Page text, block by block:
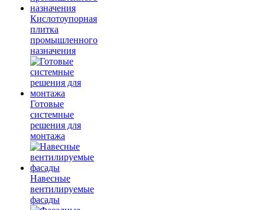
Кислотоупорная
плитка
промышленного
назначения
Готовые
системные
решения для
монтажа
Навесные
вентилируемые
фасады